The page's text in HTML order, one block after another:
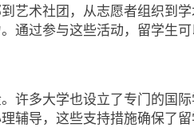
艺术社团，从志愿者组织到
通过参与这些活动，留学生
许多大学也设立了专门的国
辅导，这些支持措施确保了